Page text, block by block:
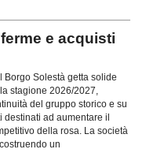
e acquisti
Borgo Solestà getta solide
stagione 2026/2027,
del gruppo storico e su
destinati ad aumentare il
della rosa. La società
un